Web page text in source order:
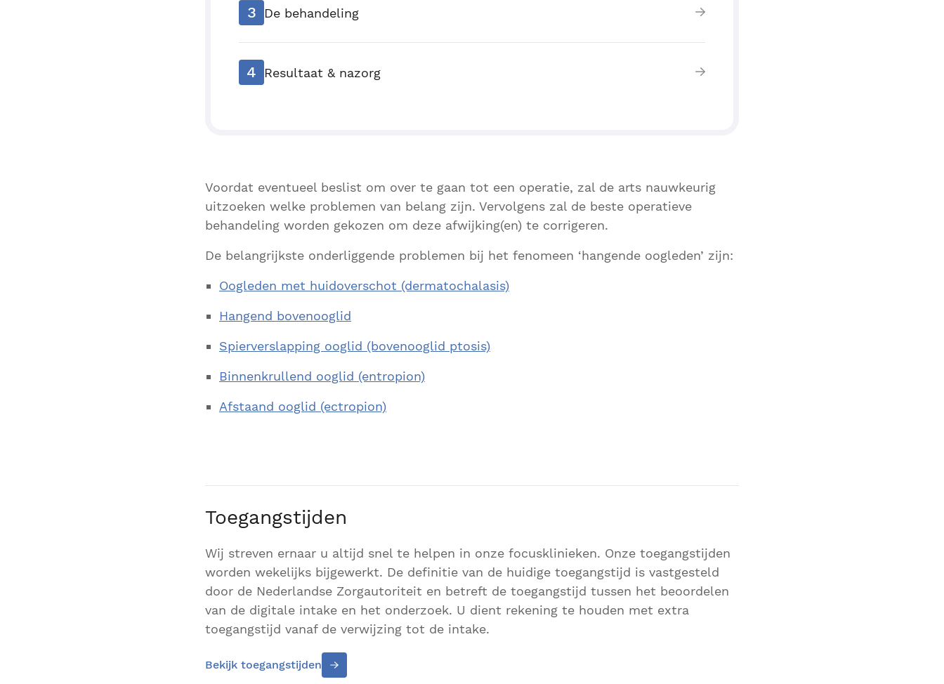
3 De behandeling
4 Resultaat & nazorg
Voordat eventueel beslist om over te gaan tot een operatie, zal de arts nauwkeurig
uitzoeken welke problemen van belang zijn. Vervolgens zal de beste operatieve
behandeling worden gekozen om deze afwijking(en) te corrigeren.
De belangrijkste onderliggende problemen bij het fenomeen ‘hangende oogleden’ zijn:
Oogleden met huidoverschot (dermatochalasis)
Hangend bovenooglid
Spierverslapping ooglid (bovenooglid ptosis)
Binnenkrullend ooglid (entropion)
Afstaand ooglid (ectropion)
Toegangstijden
Wij streven ernaar u altijd snel te helpen in onze focusklinieken. Onze toegangstijden
worden wekelijks bijgewerkt. De definitie van de huidige toegangstijd is vastgesteld
door de Nederlandse Zorgautoriteit en betreft de toegangstijd tussen het beoordelen
van de digitale intake en het onderzoek. U dient rekening te houden met extra
toegangstijd vanaf de verwijzing tot de intake.
Bekijk toegangstijden